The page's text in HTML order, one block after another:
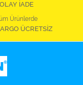
İADE
Ürünlerde
ÜCRETSİZ